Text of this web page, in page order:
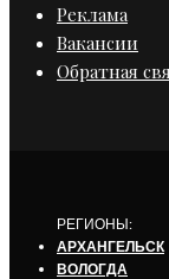
Реклама
Вакансии
Обратная
РЕГИОНЫ:
АРХАНГЕЛЬСК
ВОЛОГДА